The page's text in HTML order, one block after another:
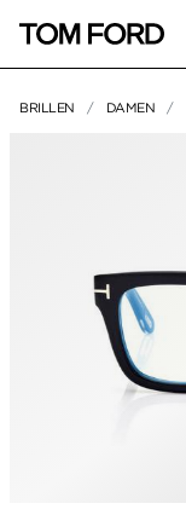
BRILLEN DAMEN